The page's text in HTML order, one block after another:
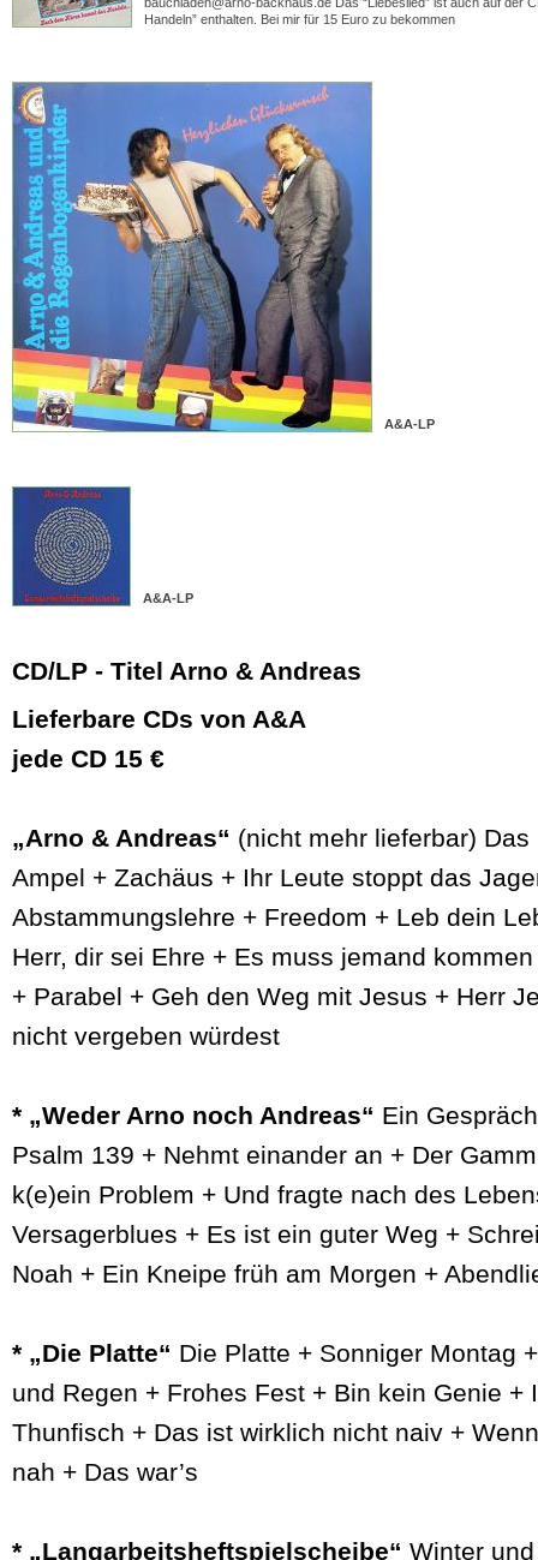
Handeln” enthalten. Bei mir für 15 Euro zu bekommen
A&A-LP
A&A-LP
CD/LP - Titel Arno & Andreas
Lieferbare CDs von A&A
jede CD 15 €
„Arno & Andreas“ (nicht mehr lieferbar) Das
Ampel + Zachäus + Ihr Leute stoppt das
Abstammungslehre + Freedom + Leb dein
Herr, dir sei Ehre + Es muss jemand
+ Parabel + Geh den Weg mit Jesus + Herr
nicht vergeben würdest
* „Weder Arno noch Andreas“ Ein
Psalm 139 + Nehmt einander an + Der
k(e)ein Problem + Und fragte nach des
Versagerblues + Es ist ein guter Weg +
Noah + Ein Kneipe früh am Morgen +
* „Die Platte“ Die Platte + Sonniger Montag
und Regen + Frohes Fest + Bin kein Genie +
Thunfisch + Das ist wirklich nicht naiv +
nah + Das war’s
* „Langarbeitsheftspielscheibe“ Winter